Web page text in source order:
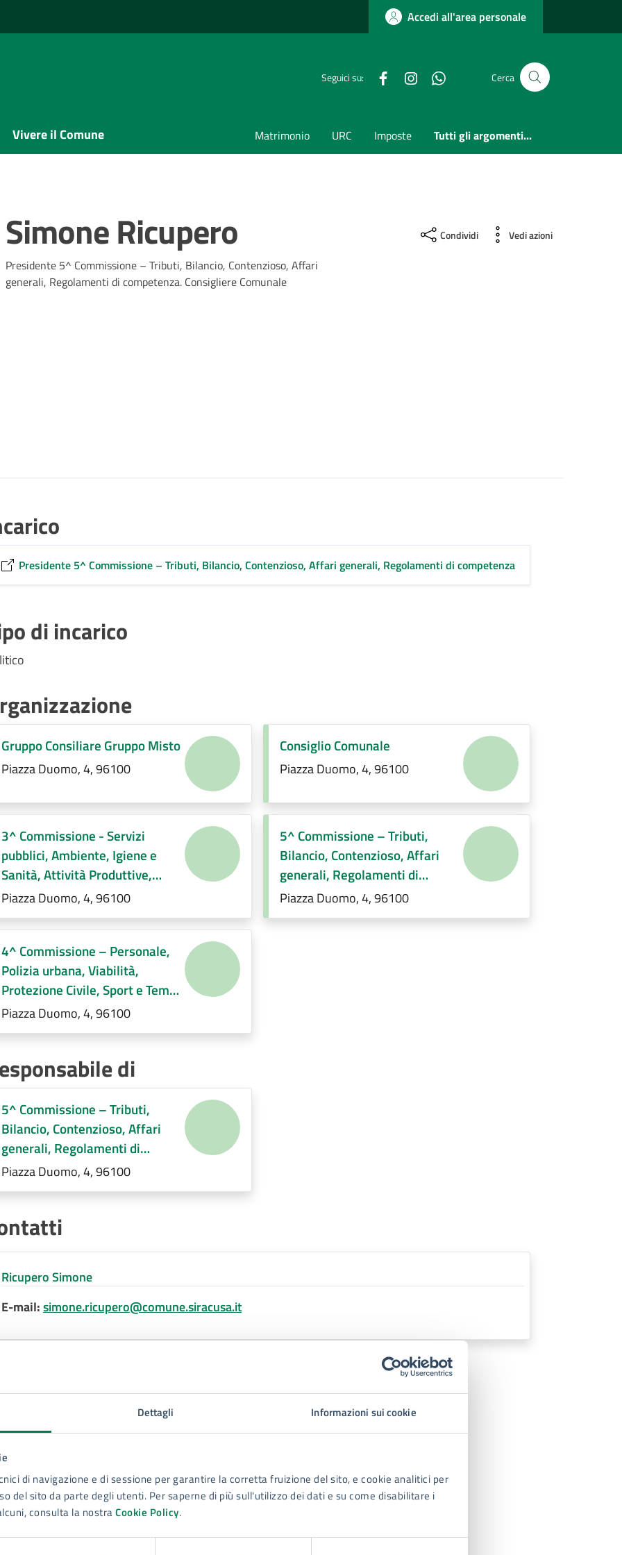
Dettagli Informazioni sui cookie
di navigazione e di sessione per garantire la corretta fruizione del sito, e cookie analitici per
del sito da parte degli utenti. Per saperne di più sull'utilizzo dei dati e su come disabilitare i
consulta la nostraCookie Policy.
Accedi all'area personale
Seguici su: FacebookInstagramwhatsappCerca
Vivere il Comune Matrimonio URC Imposte Tutti gli argomenti...
Simone Ricupero
Presidente 5^ Commissione – Tributi, Bilancio, Contenzioso, Affari
generali, Regolamenti di competenza. Consigliere Comunale
Condividi Vedi azioni
Presidente 5^ Commissione – Tributi, Bilancio, Contenzioso, Affari generali, Regolamenti di competenza
di incarico
Gruppo Consiliare Gruppo Misto
Piazza Duomo, 4, 96100
Consiglio Comunale
Piazza Duomo, 4, 96100
3^ Commissione - Servizi
pubblici, Ambiente, Igiene e
Sanità, Attività Produttive,
Sviluppo economico,
Regolamenti di competenza.
Piazza Duomo, 4, 96100
5^ Commissione – Tributi,
Bilancio, Contenzioso, Affari
generali, Regolamenti di
competenza
Piazza Duomo, 4, 96100
4^ Commissione – Personale,
Polizia urbana, Viabilità,
Protezione Civile, Sport e Tempo
libero, Servizi Demografici,
Società partecipate,
competenza
Piazza Duomo, 4, 96100
di
5^ Commissione – Tributi,
Bilancio, Contenzioso, Affari
generali, Regolamenti di
competenza
Piazza Duomo, 4, 96100
Ricupero Simone
E-mail:simone.ricupero@comune.siracusa.it
del Consiglio Comunale n. 61 del 27.07.2023
Politico
Siracusa